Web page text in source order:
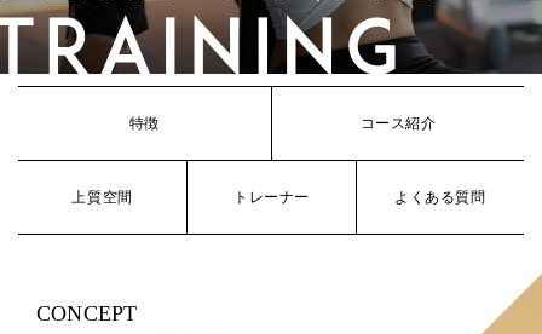
特徴 コース紹介
上質空間 トレーナー よくある質問
CONCEPT